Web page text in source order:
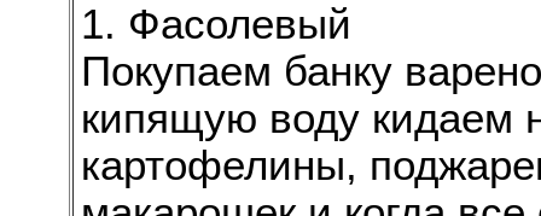
1. Фасолевый
Покупаем банку
кипящую воду кидаем
картофелины,